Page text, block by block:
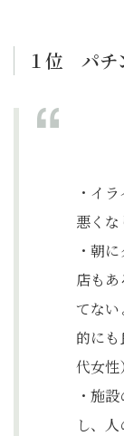
１位 パチ
・イ
悪くな
・朝
店も
てない
的に
代女性）
・施
し、